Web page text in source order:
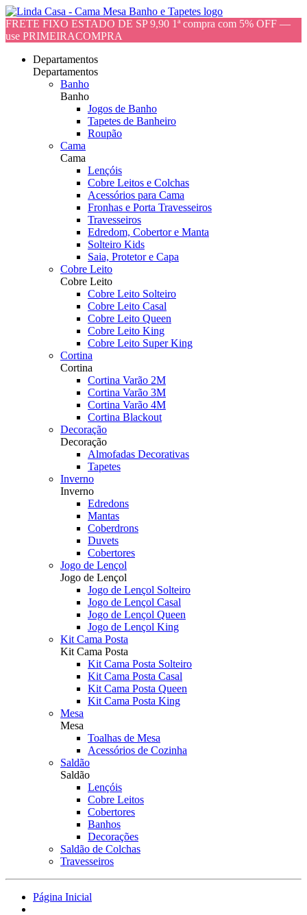
FRETE FIXO ESTADO DE SP 9,90 1ª compra com 5% OFF —
use PRIMEIRACOMPRA
Departamentos
Departamentos
Banho
Banho
Jogos de Banho
Tapetes de Banheiro
Roupão
Cama
Cama
Lençóis
Cobre Leitos e Colchas
Acessórios para Cama
Fronhas e Porta Travesseiros
Travesseiros
Edredom, Cobertor e Manta
Solteiro Kids
Saia, Protetor e Capa
Cobre Leito
Cobre Leito
Cobre Leito Solteiro
Cobre Leito Casal
Cobre Leito Queen
Cobre Leito King
Cobre Leito Super King
Cortina
Cortina
Cortina Varão 2M
Cortina Varão 3M
Cortina Varão 4M
Cortina Blackout
Decoração
Decoração
Almofadas Decorativas
Tapetes
Inverno
Inverno
Edredons
Mantas
Coberdrons
Duvets
Cobertores
Jogo de Lençol
Jogo de Lençol
Jogo de Lençol Solteiro
Jogo de Lençol Casal
Jogo de Lençol Queen
Jogo de Lençol King
Kit Cama Posta
Kit Cama Posta
Kit Cama Posta Solteiro
Kit Cama Posta Casal
Kit Cama Posta Queen
Kit Cama Posta King
Mesa
Mesa
Toalhas de Mesa
Acessórios de Cozinha
Saldão
Saldão
Lençóis
Cobre Leitos
Cobertores
Banhos
Decorações
Saldão de Colchas
Travesseiros
Página Inicial